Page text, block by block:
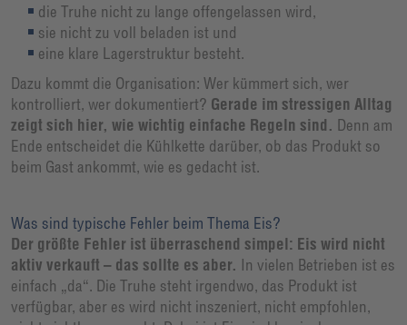
die Truhe nicht zu lange offengelassen wird,
sie nicht zu voll beladen ist und
eine klare Lagerstruktur besteht.
Dazu kommt die Organisation: Wer kümmert sich, wer
kontrolliert, wer dokumentiert? Gerade im stressigen Alltag
zeigt sich hier, wie wichtig einfache Regeln sind. Denn am
Ende entscheidet die Kühlkette darüber, ob das Produkt so
beim Gast ankommt, wie es gedacht ist.
Was sind typische Fehler beim Thema Eis?
Der größte Fehler ist überraschend simpel: Eis wird nicht
aktiv verkauft – das sollte es aber. In vielen Betrieben ist es
einfach „da“. Die Truhe steht irgendwo, das Produkt ist
verfügbar, aber es wird nicht inszeniert, nicht empfohlen,